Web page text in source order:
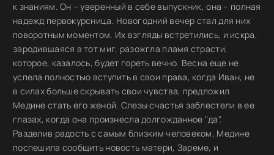
к знаниям. Он – уверенный в себе выпускник, она – полная
надежд первокурсница. Новогодний вечер стал для них
поворотным моментом. Их взгляды встретились, и искра,
зародившаяся в тот миг, разожгла пламя страсти,
которое, казалось, будет гореть вечно. Весна еще не
успела полностью вступить в свои права, когда Иван, не
в силах больше скрывать свои чувства, предложил
Медине стать его женой. Слезы счастья заблестели в ее
глазах, когда она произнесла долгожданное "да".
Разделив радость с самым близким человеком, Медине
поспешила сообщить новость матери, Зареме, и